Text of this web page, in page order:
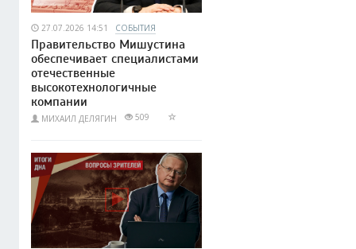
27.07.2026 14:51 СОБЫТИЯ
Правительство Мишустина
обеспечивает специалистами
отечественные
высокотехнологичные
компании
МИХАИЛ ДЕЛЯГИН 509